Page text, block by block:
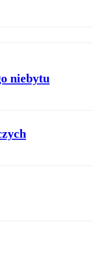
niebytu